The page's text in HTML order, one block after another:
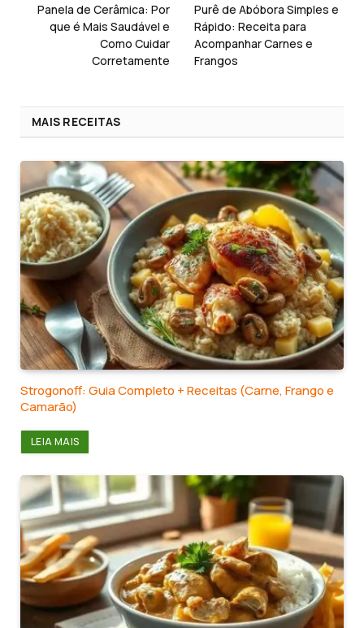
Panela de Cerâmica: Por
que é Mais Saudável e
Como Cuidar
Corretamente
Purê de Abóbora Simples e
Rápido: Receita para
Acompanhar Carnes e
Frangos
MAIS RECEITAS
Strogonoff: Guia Completo + Receitas (Carne, Frango e
Camarão)
LEIA MAIS